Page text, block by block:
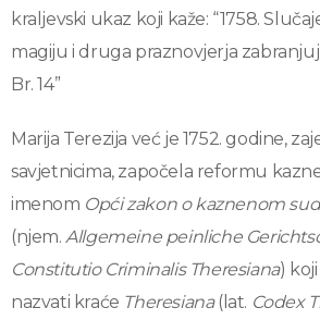
kraljevski ukaz koji kaže: “1758.
magiju i druga praznovjerja
Br. 14”
Marija Terezija već je 1752. godine,
savjetnicima, započela reformu
imenom Opći zakon o kaznenom
(njem.Allgemeine peinliche
Constitutio Criminalis Theresiana)
nazvati kraće Theresiana(lat. Codex